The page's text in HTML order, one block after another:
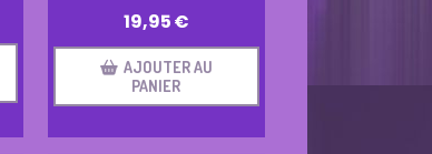
19,95€
AJOUTER AU
PANIER